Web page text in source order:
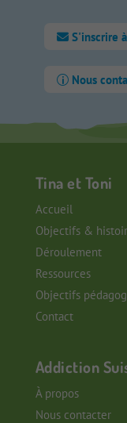
S'inscrire
Nous
Tina et Toni
Accueil
Objectifs &
Déroulement
Ressources
Objectifs
Contact
Addiction
À propos
Nous contacter